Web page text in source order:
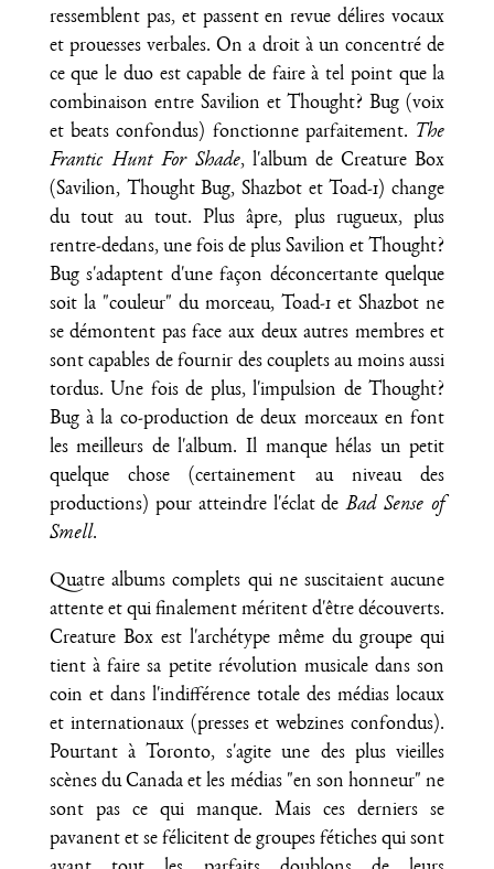
ressemblent pas, et passent en revue délires vocaux
et prouesses verbales. On a droit à un concentré de
ce que le duo est capable de faire à tel point que la
combinaison entre Savilion et Thought? Bug (voix
et beats confondus) fonctionne parfaitement. The
Frantic Hunt For Shade, l'album de Creature Box
(Savilion, Thought Bug, Shazbot et Toad-1) change
du tout au tout. Plus âpre, plus rugueux, plus
rentre-dedans, une fois de plus Savilion et Thought?
Bug s'adaptent d'une façon déconcertante quelque
soit la "couleur" du morceau, Toad-1 et Shazbot ne
se démontent pas face aux deux autres membres et
sont capables de fournir des couplets au moins aussi
tordus. Une fois de plus, l'impulsion de Thought?
Bug à la co-production de deux morceaux en font
les meilleurs de l'album. Il manque hélas un petit
quelque chose (certainement au niveau des
productions) pour atteindre l'éclat deBad Sense of
Smell.
Quatre albums complets qui ne suscitaient aucune
attente et qui finalement méritent d'être découverts.
Creature Box est l'archétype même du groupe qui
tient à faire sa petite révolution musicale dans son
coin et dans l'indifférence totale des médias locaux
et internationaux (presses et webzines confondus).
Pourtant à Toronto, s'agite une des plus vieilles
scènes du Canada et les médias "en son honneur" ne
sont pas ce qui manque. Mais ces derniers se
pavanent et se félicitent de groupes fétiches qui sont